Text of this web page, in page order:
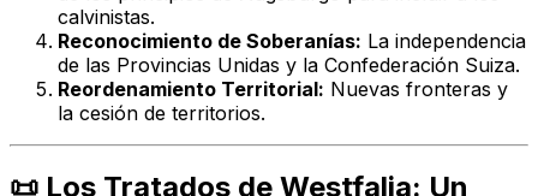
calvinistas.
Reconocimiento de Soberanías: La independencia
de las Provincias Unidas y la Confederación Suiza.
Reordenamiento Territorial: Nuevas fronteras y
la cesión de territorios.
📜 Los Tratados de Westfalia: Un